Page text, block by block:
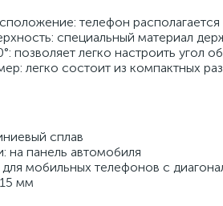
телефон
специальный материал
позволяет легко настроить угол
легко состоит из компактных
сплав
на панель автомобиля
мобильных телефонов с
мм